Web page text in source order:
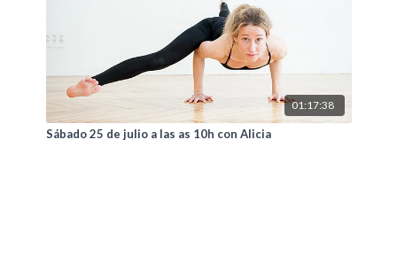
01:17:38
Sábado 25 de julio a las as 10h con Alicia